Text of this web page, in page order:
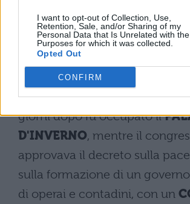
I want to opt-out of Collection, Use,
Retention, Sale, and/or Sharing of my
Personal Data that Is Unrelated with the
Purposes for which it was collected.
Opted Out
CONFIRM
sorgere del futuro partito dei
PARTITO COMUNISTA.
Il 10 ottobre 1917 fu fondato il
MILITARE RIVOLUZIONARIO
presidenza diLev Trockij.
giorni dopo fu occupato il
D'INVERNO, mentre il
approvava il decreto sulla
sulla formazione di un
di operai e contadini, con un